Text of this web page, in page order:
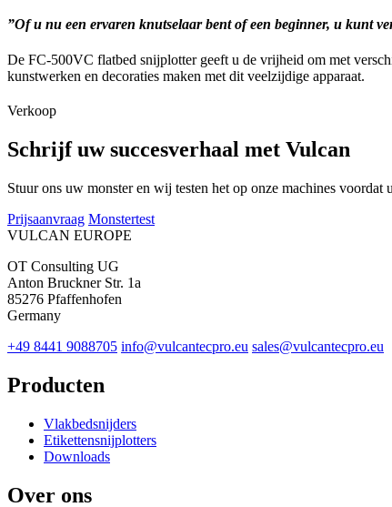
”Of u nu een ervaren knutselaar bent of een beginner, u kunt
De FC-500VC flatbed snijplotter geeft u de vrijheid om met
kunstwerken en decoraties maken met dit veelzijdige apparaat.
Verkoop
Schrijf uw succesverhaal met Vulcan
Stuur ons uw monster en wij testen het op onze machines voordat
Prijsaanvraag Monstertest
VULCAN EUROPE
OT Consulting UG
Anton Bruckner Str. 1a
85276 Pfaffenhofen
Germany
+49 8441 9088705 info@vulcantecpro.eu sales@vulcantecpro.eu
Producten
Vlakbedsnijders
Etikettensnijplotters
Downloads
Over ons